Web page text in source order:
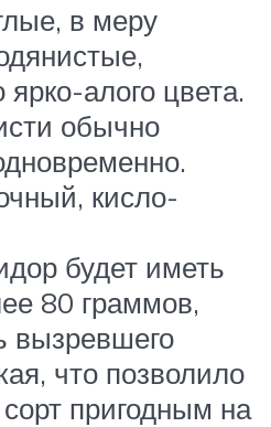
в меру
алого цвета.
обычно
кисло-
будет иметь
80 граммов,
вызревшего
что позволило
сорт пригодным на